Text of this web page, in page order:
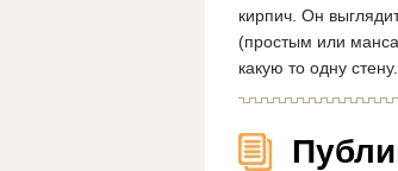
кирпич. Он
(простым или
какую то одну стену.